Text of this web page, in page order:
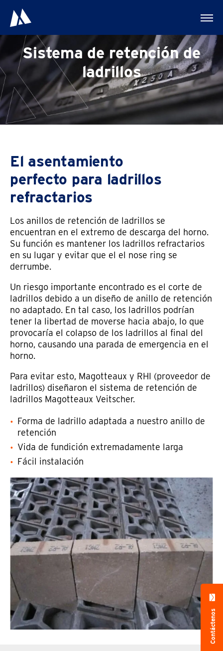
Sistema de retención de
ladrillos
El asentamiento
perfecto para ladrillos
refractarios
Los anillos de retención de ladrillos se
encuentran en el extremo de descarga del horno.
Su función es mantener los ladrillos refractarios
en su lugar y evitar que el el nose ring se
derrumbe.
Un riesgo importante encontrado es el corte de
ladrillos debido a un diseño de anillo de retención
no adaptado. En tal caso, los ladrillos podrían
tener la libertad de moverse hacia abajo, lo que
provocaría el colapso de los ladrillos al final del
horno, causando una parada de emergencia en el
horno.
Para evitar esto, Magotteaux y RHI (proveedor de
ladrillos) diseñaron el sistema de retención de
ladrillos Magotteaux Veitscher.
Forma de ladrillo adaptada a nuestro anillo de
retención
Vida de fundición extremadamente larga
Fácil instalación
Contáctenos